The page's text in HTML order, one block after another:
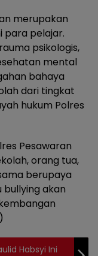
merupakan
para pelajar.
psikologis,
mental
bahaya
dari tingkat
hukum Polres
Pesawaran
orang tua,
berupaya
bullying akan
Habsyi Ini